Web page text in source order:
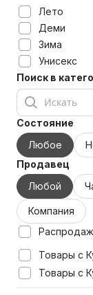
Лето
Деми
Зима
Унисекс
Поиск в
Состояние
Любое
Продавец
Любой
Компания
Товары с
Товары с